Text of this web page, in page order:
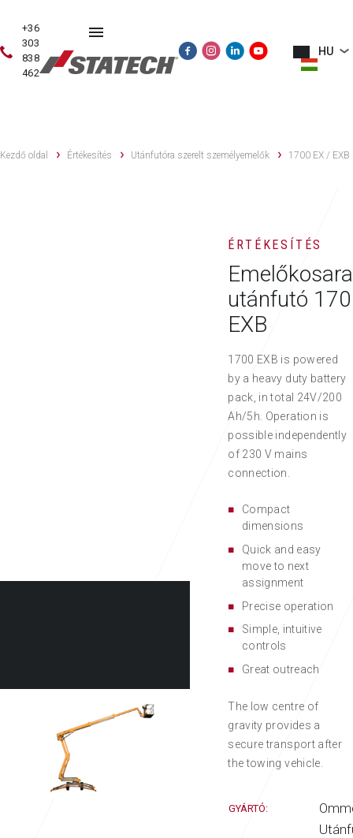
+36
303
838
462
HU
Kezdő oldal Értékesítés Utánfutóra szerelt személyemelők 1700 EX / EXB
ÉRTÉKESÍTÉS
utánfutó
EXB
1700 EXB is powered
by a heavy duty battery
pack, in total 24V/200
Ah/5h. Operation is
possible independently
of 230 V mains
connection.
Compact
dimensions
Quick and easy
move to next
assignment
Precise operation
Simple, intuitive
controls
Great outreach
The low centre of
gravity provides a
secure transport after
the towing vehicle.
GYÁRTÓ: